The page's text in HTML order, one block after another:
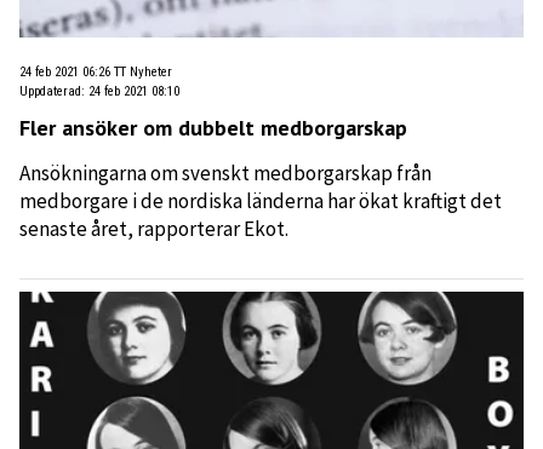
24 feb 2021 06:26 TT Nyheter
Uppdaterad: 24 feb 2021 08:10
Fler ansöker om dubbelt medborgarskap
Ansökningarna om svenskt medborgarskap från
medborgare i de nordiska länderna har ökat kraftigt det
senaste året, rapporterar Ekot.